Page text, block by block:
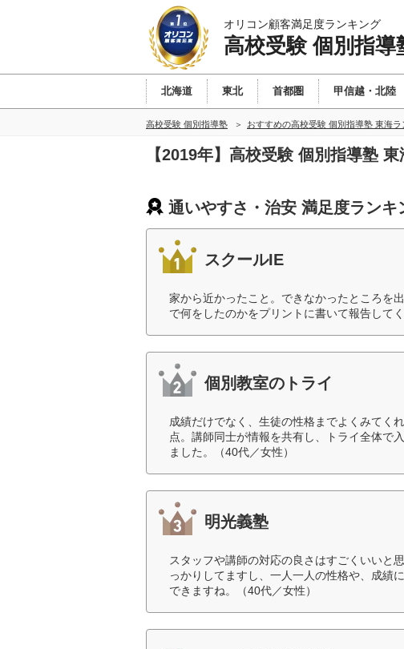
オリコン顧客満足度ランキング
高校受験 個別指導
北海道 東北 首都圏 甲信越・北陸
高校受験 個別指導塾 おすすめの高校受験 個別指導塾 東海ラ
【2019年】高校受験 個別指導塾
通いやすさ・治安 満足度ランキ
スクールIE
家から近かったこと。できなかったところを
で何をしたのかをプリントに書いて報告して
個別教室のトライ
成績だけでなく、生徒の性格までよくみてく
点。講師同士が情報を共有し、トライ全体で
ました。（40代／女性）
明光義塾
スタッフや講師の対応の良さはすごくいいと
っかりしてますし、一人一人の性格や、成績
できますね。（40代／女性）